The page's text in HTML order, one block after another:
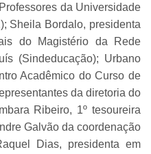
da Universidade
Sheila Bordalo, presidenta
do Magistério da Rede
(Sindeducação); Urbano
Acadêmico do Curso de
da diretoria do
Ribeiro, 1º tesoureira
Galvão da coordenação
Dias, presidenta em